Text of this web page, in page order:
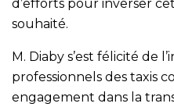
d’efforts pour inverser
souhaité.
M. Diaby s’est félicité de
professionnels des taxis
engagement dans la